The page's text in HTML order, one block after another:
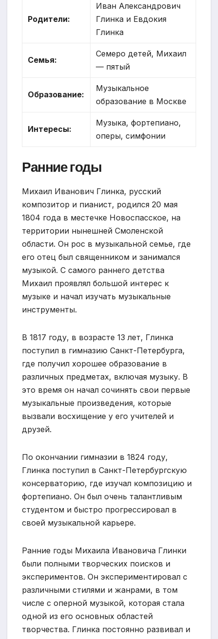
Родители:
Иван Александрович
Глинка и Евдокия
Глинка
Семья:
Семеро детей, Михаил
— пятый
Образование:
Музыкальное
образование в Москве
Интересы:
Музыка, фортепиано,
оперы, симфонии
Ранние годы
Михаил Иванович Глинка, русский
композитор и пианист, родился 20 мая
1804 года в местечке Новоспасское, на
территории нынешней Смоленской
области. Он рос в музыкальной семье, где
его отец был священником и занимался
музыкой. С самого раннего детства
Михаил проявлял большой интерес к
музыке и начал изучать музыкальные
инструменты.
В 1817 году, в возрасте 13 лет, Глинка
поступил в гимназию Санкт-Петербурга,
где получил хорошее образование в
различных предметах, включая музыку. В
это время он начал сочинять свои первые
музыкальные произведения, которые
вызвали восхищение у его учителей и
друзей.
По окончании гимназии в 1824 году,
Глинка поступил в Санкт-Петербургскую
консерваторию, где изучал композицию и
фортепиано. Он был очень талантливым
студентом и быстро прогрессировал в
своей музыкальной карьере.
Ранние годы Михаила Ивановича Глинки
были полными творческих поисков и
экспериментов. Он экспериментировал с
различными стилями и жанрами, в том
числе с оперной музыкой, которая стала
одной из его основных областей
творчества. Глинка постоянно развивал и